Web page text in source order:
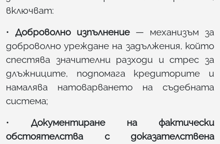
включват:
• Доброволно изпълнение— механизъм за
доброволно уреждане на задължения, който
спестява значителни разходи и стрес за
длъжниците, подпомага кредиторите и
намалява натоварването на съдебната
система;
• Документиране на фактически
обстоятелства с доказателствена